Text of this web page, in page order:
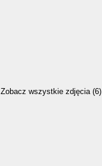
Zobacz wszystkie zdjęcia (6)